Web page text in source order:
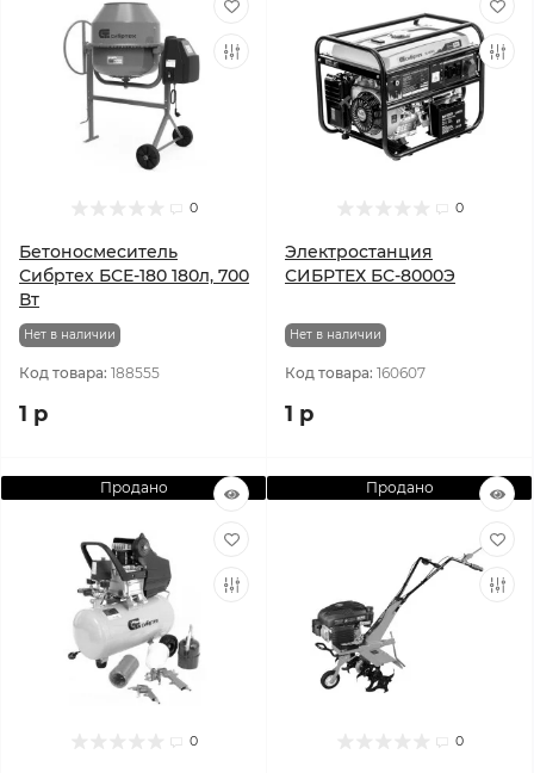
0
Бетоносмеситель
Сибртех БСЕ-180 180л, 700
Вт
Нет в наличии
Код товара: 188555
1 р
0
Электростанция
СИБРТЕХ БС-8000Э
Нет в наличии
Код товара: 160607
1 р
Продано
0
Продано
0